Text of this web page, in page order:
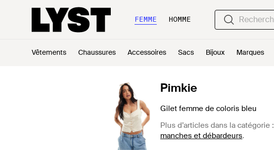
FEMME HOMME
Vêtements Chaussures Accessoires Sacs Bijoux Marques
Pimkie
Gilet femme de coloris bleu
Plus d’articles dans la catégorie :
manches et débardeurs.